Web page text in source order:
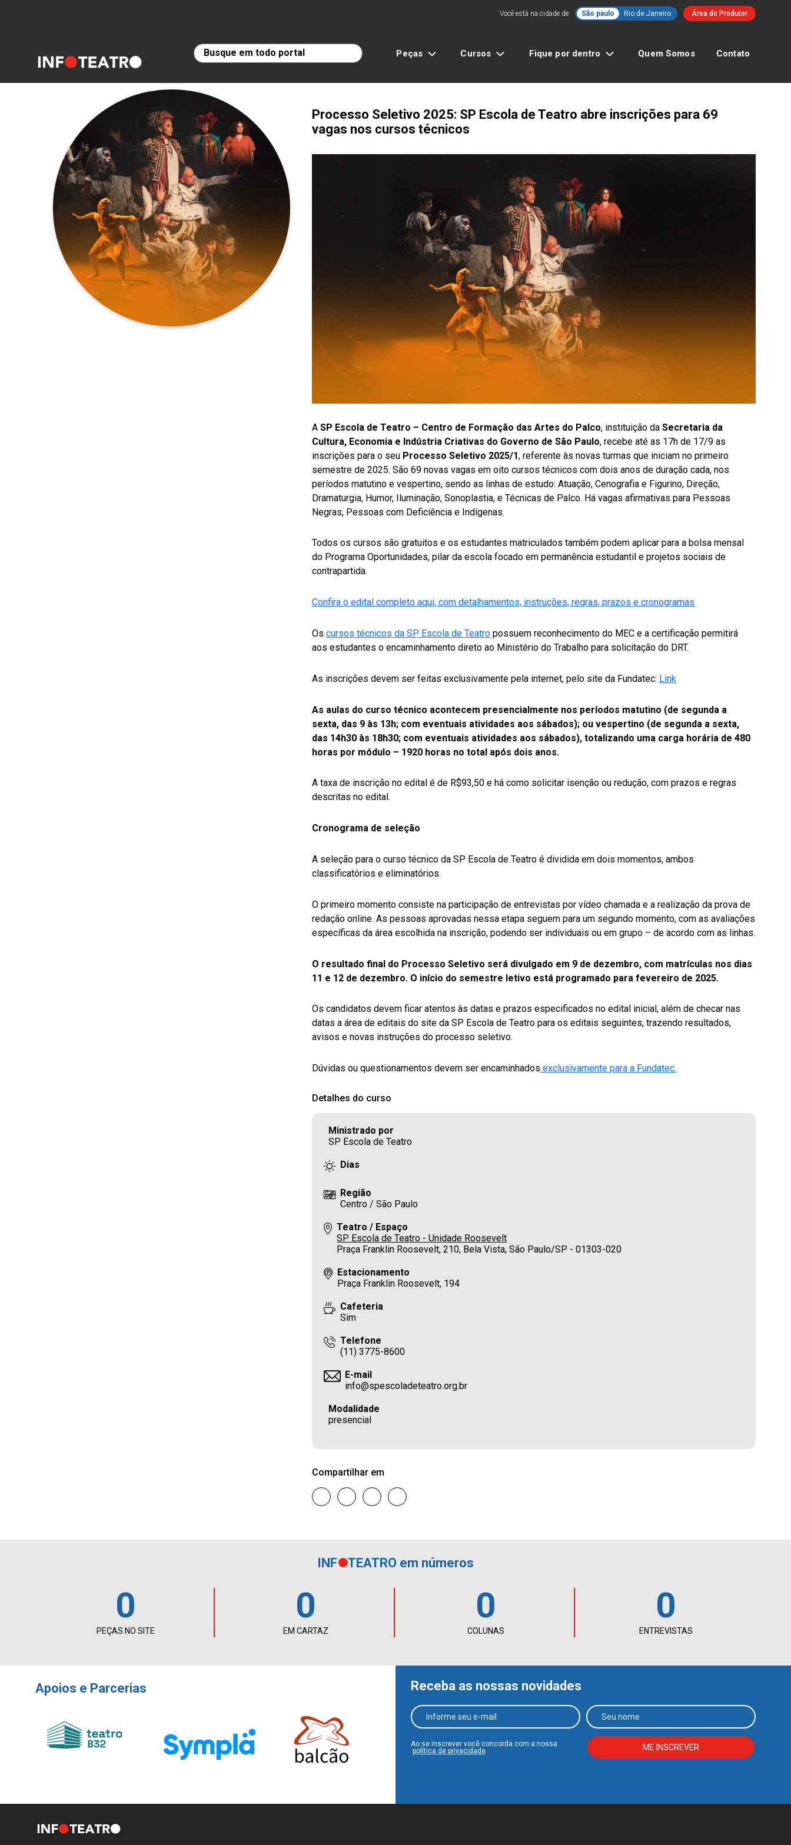
Você está na cidade de: São paulo Rio de Janeiro Área do Produtor
Peças Cursos Fique por dentro Quem Somos Contato
Processo Seletivo 2025: SP Escola de Teatro abre inscrições para 69
vagas nos cursos técnicos
ASP Escola de Teatro – Centro de Formação das Artes do Palco, instituição da Secretaria da
Cultura, Economia e Indústria Criativas do Governo de São Paulo, recebe até as 17h de 17/9 as
inscrições para o seu Processo Seletivo 2025/1, referente às novas turmas que iniciam no primeiro
semestre de 2025. São 69 novas vagas em oito cursos técnicos com dois anos de duração cada, nos
períodos matutino e vespertino, sendo as linhas de estudo: Atuação, Cenografia e Figurino, Direção,
Dramaturgia, Humor, Iluminação, Sonoplastia, e Técnicas de Palco. Há vagas afirmativas para Pessoas
Negras, Pessoas com Deficiência e Indígenas.
Todos os cursos são gratuitos e os estudantes matriculados também podem aplicar para a bolsa mensal
do Programa Oportunidades, pilar da escola focado em permanência estudantil e projetos sociais de
contrapartida.
Confira o edital completo aqui, com detalhamentos, instruções, regras, prazos e cronogramas
Oscursos técnicos da SP Escola de Teatro possuem reconhecimento do MEC e a certificação permitirá
aos estudantes o encaminhamento direto ao Ministério do Trabalho para solicitação do DRT.
As inscrições devem ser feitas exclusivamente pela internet, pelo site da Fundatec: Link
As aulas do curso técnico acontecem presencialmente nos períodos matutino (de segunda a
sexta, das 9 às 13h; com eventuais atividades aos sábados); ou vespertino (de segunda a sexta,
das 14h30 às 18h30; com eventuais atividades aos sábados), totalizando uma carga horária de 480
horas por módulo – 1920 horas no total após dois anos.
A taxa de inscrição no edital é de R$93,50 e há como solicitar isenção ou redução, com prazos e regras
descritas no edital.
Cronograma de seleção
A seleção para o curso técnico da SP Escola de Teatro é dividida em dois momentos, ambos
classificatórios e eliminatórios.
O primeiro momento consiste na participação de entrevistas por vídeo chamada e a realização da prova de
redação online. As pessoas aprovadas nessa etapa seguem para um segundo momento, com as avaliações
específicas da área escolhida na inscrição, podendo ser individuais ou em grupo – de acordo com as linhas.
O resultado final do Processo Seletivo será divulgado em 9 de dezembro, com matrículas nos dias
11 e 12 de dezembro. O início do semestre letivo está programado para fevereiro de 2025.
Os candidatos devem ficar atentos às datas e prazos especificados no edital inicial, além de checar nas
datas a área de editais do site da SP Escola de Teatro para os editais seguintes, trazendo resultados,
avisos e novas instruções do processo seletivo.
Dúvidas ou questionamentos devem ser encaminhados exclusivamente para a Fundatec.
Detalhes do curso
Ministrado por
SP Escola de Teatro
Dias
Região
Centro / São Paulo
Teatro / Espaço
SP Escola de Teatro - Unidade Roosevelt
Praça Franklin Roosevelt, 210, Bela Vista, São Paulo/SP - 01303-020
Estacionamento
Praça Franklin Roosevelt, 194
Cafeteria
Sim
Telefone
(11) 3775-8600
E-mail
info@spescoladeteatro.org.br
Modalidade
presencial
Compartilhar em
INF TEATRO em números
0
PEÇAS NO SITE
0
EM CARTAZ
0
COLUNAS
0
ENTREVISTAS
Receba as nossas novidades
Ao se inscrever você concorda com a nossa
política de privacidade
Apoios e Parcerias